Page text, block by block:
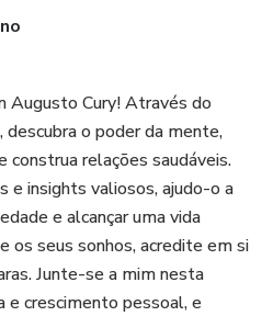
Augusto Cury! Através do
o poder da mente,
construa relações saudáveis.
e insights valiosos, ajudo-o a
e alcançar uma vida
os seus sonhos, acredite em si
Junte-se a mim nesta
e crescimento pessoal, e